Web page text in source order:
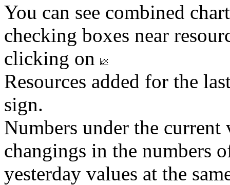
You can see combined
checking boxes near
clicking on
Resources added for the
sign.
Numbers under the
changings in the numbers
yesterday values at the